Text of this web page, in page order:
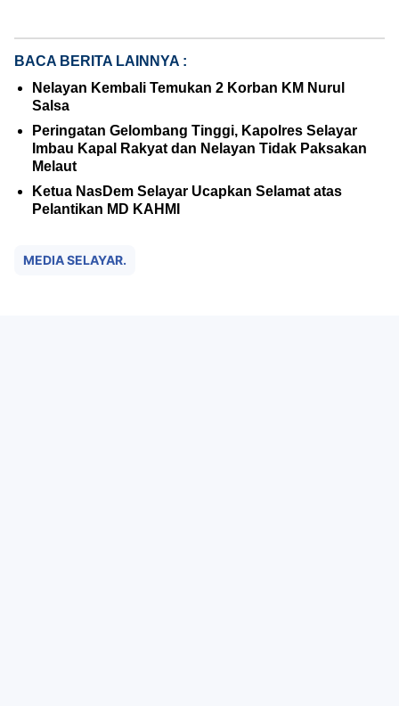
BACA BERITA LAINNYA :
Nelayan Kembali Temukan 2 Korban KM Nurul
Salsa
Peringatan Gelombang Tinggi, Kapolres Selayar
Imbau Kapal Rakyat dan Nelayan Tidak Paksakan
Melaut
Ketua NasDem Selayar Ucapkan Selamat atas
Pelantikan MD KAHMI
MEDIA SELAYAR.